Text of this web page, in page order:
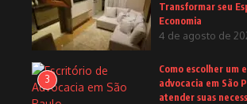
Transformar seu
Economia
4 de agosto de
3
Como escolher um
advocacia em São
atender suas